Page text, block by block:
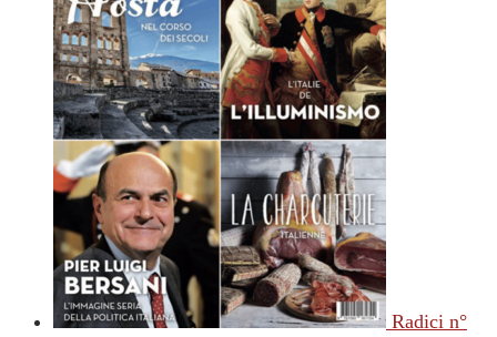
Radici n°